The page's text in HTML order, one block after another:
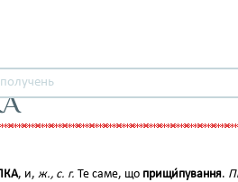
, и, ж., с. г. Те саме, що прищи́пування.